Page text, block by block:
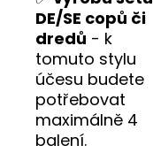
DE/SE copů či
dredů - k
tomuto stylu
účesu budete
potřebovat
maximálně 4
balení.